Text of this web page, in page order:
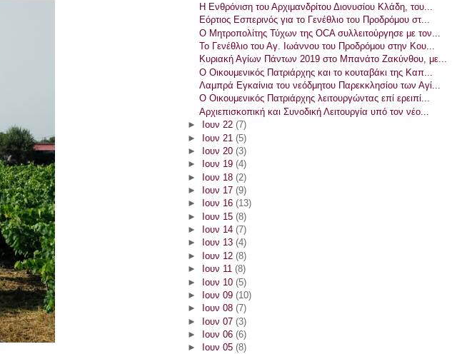
Η Ενθρόνιση του Αρχιμανδρίτου Διονυσίου Κλάδη, του...
Εόρτιος Εσπερινός για το Γενέθλιο του Προδρόμου στ...
Ο Μητροπολίτης Τύχων της OCA συλλειτούργησε με τον...
Το Γενέθλιο του Αγ. Ιωάννου του Προδρόμου στην Κου...
Κυριακή Αγίων Πάντων 2019 στο Μπανάτο Ζακύνθου, με...
Ο Οικουμενικός Πατριάρχης και το κουταβάκι της Καπ...
Λαμπρά Εγκαίνια του νεόδμητου Παρεκκλησίου των Αγί...
Ο Οικουμενικός Πατριάρχης λειτουργώντας επί ερειπί...
Αρχιεπισκοπική και Συνοδική Λειτουργία υπό τον νέο...
►
Ιουν 22 (7)
► Ιουν 21 (5)
►
Ιουν 20 (3)
►
Ιουν 19 (4)
► Ιουν 18 (2)
►
Ιουν 17 (9)
►
Ιουν 16 (13)
► Ιουν 15 (8)
►
Ιουν 14 (7)
►
Ιουν 13 (4)
►
Ιουν 12 (8)
►
Ιουν 11 (8)
► Ιουν 10 (5)
►
Ιουν 09 (10)
►
Ιουν 08 (7)
► Ιουν 07 (3)
►
Ιουν 06 (6)
►
Ιουν 05 (8)